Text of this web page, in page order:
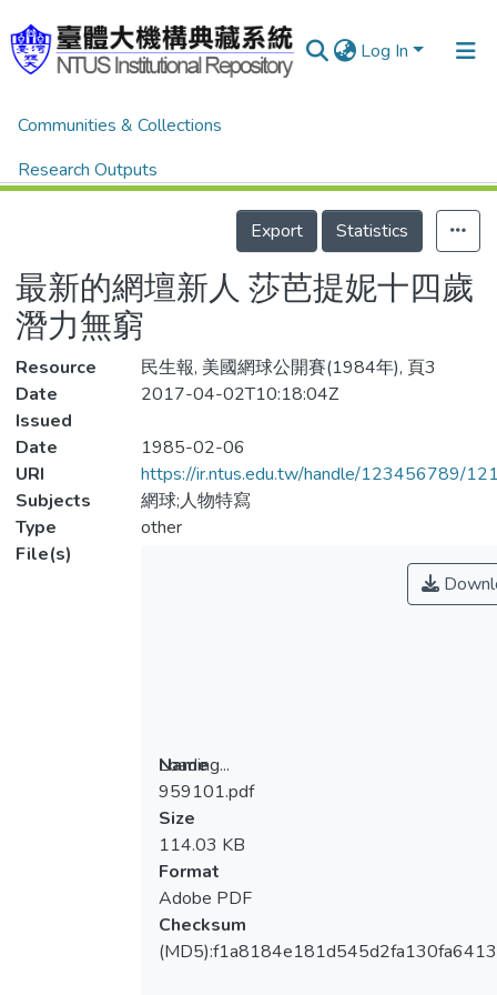
Log In
Communities & Collections
Research Outputs
Organizations
Statistics
Home 體育新聞剪報
Details
Export
Statistics
最新的網壇新人 莎芭提妮十四歲
潛力無窮
Resource
民生報, 美國網球公開賽(1984年), 頁3
Date
Issued
2017-04-02T10:18:04Z
Date
1985-02-06
URI
https://ir.ntus.edu.tw/handle/123456789/
Subjects
網球;人物特寫
Type
other
File(s)
Loading...
Loading...
Name
959101.pdf
Size
114.03 KB
Format
Adobe PDF
Checksum